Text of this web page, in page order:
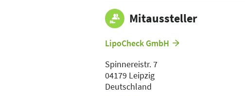
Mitaussteller
LipoCheck GmbH
Spinnereistr. 7
04179 Leipzig
Deutschland